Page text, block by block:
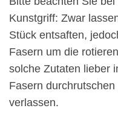
Kunstgriff: Zwar
Stück entsaften,
Fasern um die
solche Zutaten lieber
Fasern
verlassen.